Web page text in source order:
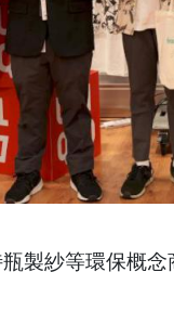
製紗等環保概